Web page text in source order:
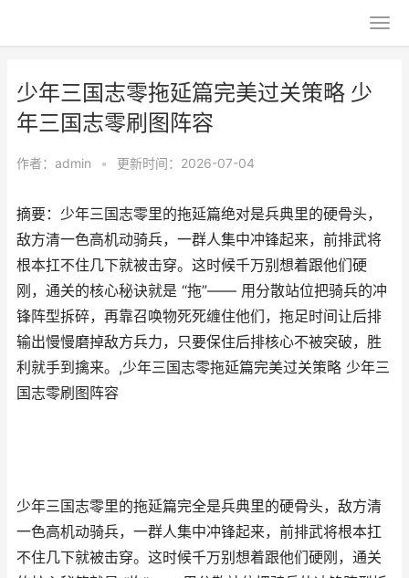
少年三国志零拖延篇完美过关策略 少
年三国志零刷图阵容
作者： admin • 更新时间：2026-07-04
摘要：少年三国志零里的拖延篇绝对是兵典里的硬骨头，
敌方清一色高机动骑兵，一群人集中冲锋起来，前排武将
根本扛不住几下就被击穿。这时候千万别想着跟他们硬
刚，通关的核心秘诀就是 “拖”—— 用分散站位把骑兵的冲
锋阵型拆碎，再靠召唤物死死缠住他们，拖足时间让后排
输出慢慢磨掉敌方兵力，只要保住后排核心不被突破，胜
利就手到擒来。,少年三国志零拖延篇完美过关策略 少年三
国志零刷图阵容
少年三国志零里的拖延篇完全是兵典里的硬骨头，敌方清
一色高机动骑兵，一群人集中冲锋起来，前排武将根本扛
不住几下就被击穿。这时候千万别想着跟他们硬刚，通关